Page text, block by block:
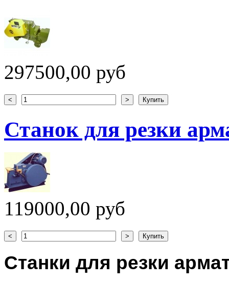
297500,00 руб
Станок для резки
119000,00 руб
Станки для резки